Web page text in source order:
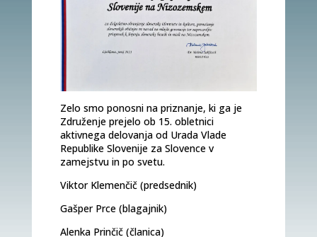
Zelo smo ponosni na priznanje, ki ga je
Združenje prejelo ob 15. obletnici
aktivnega delovanja od Urada Vlade
Republike Slovenije za Slovence v
zamejstvu in po svetu.
Viktor Klemenčič (predsednik)
Gašper Prce (blagajnik)
Alenka Prinčič (članica)